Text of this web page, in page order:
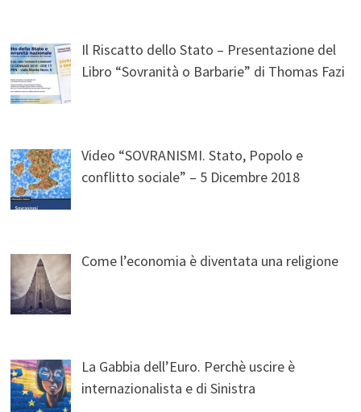
Il Riscatto dello Stato – Presentazione del
Libro “Sovranità o Barbarie” di Thomas Fazi
Video “SOVRANISMI. Stato, Popolo e
conflitto sociale” – 5 Dicembre 2018
Come l’economia è diventata una religione
La Gabbia dell’Euro. Perchè uscire è
internazionalista e di Sinistra